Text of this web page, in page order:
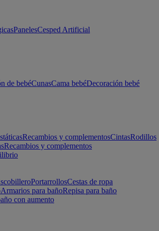
PanelesCesped Artificial
de bebéCunasCama bebéDecoración bebé
Recambios y complementosCintasRodillos
Recambios y complementos
PortarrollosCestas de ropa
Armarios para bañoRepisa para baño
con aumento